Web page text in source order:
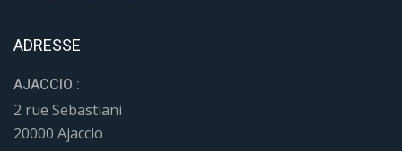
ADRESSE
AJACCIO :
2 rue Sebastiani
20000 Ajaccio